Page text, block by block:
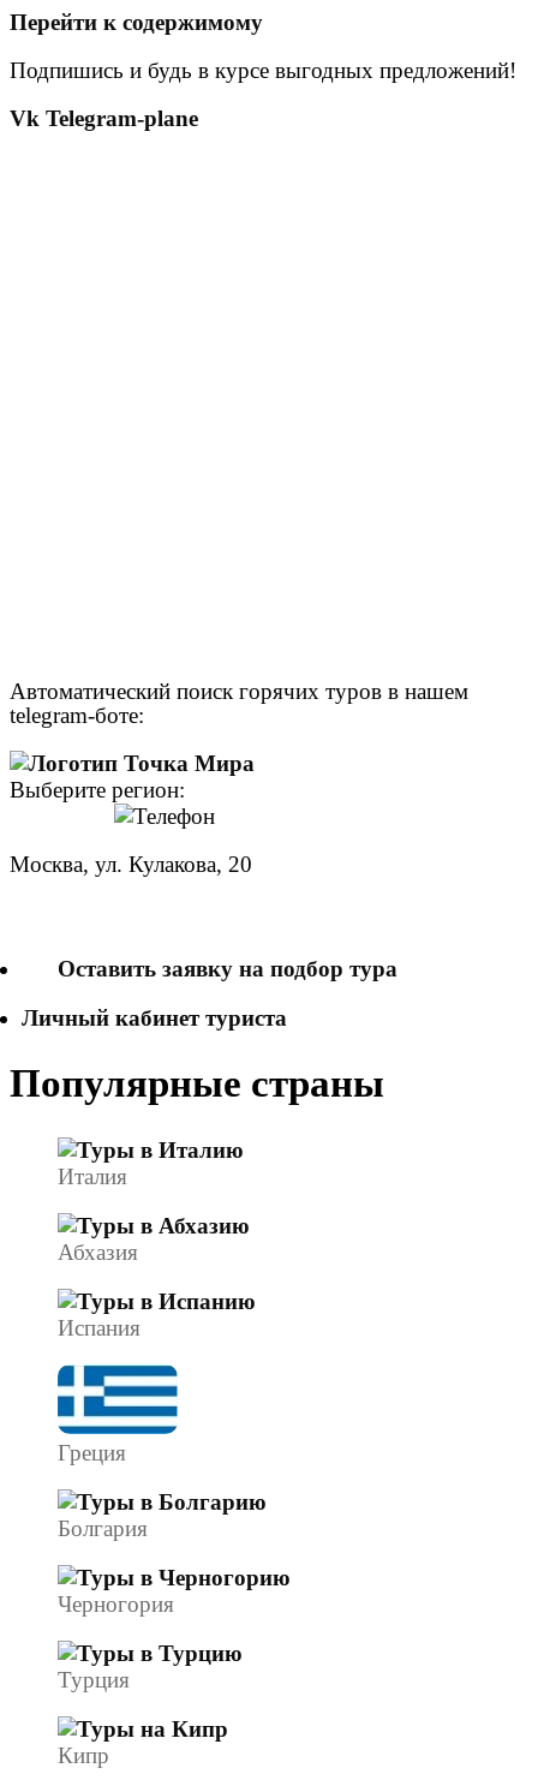
Перейти к содержимому
Подпишись и будь в курсе выгодных предложений!
Vk Telegram-plane
Автоматический поиск горячих туров в нашем
telegram-боте:
Выберите регион:
Москва, ул. Кулакова, 20
Оставить заявку на подбор тура
Личный кабинет туриста
Популярные страны
Италия
Абхазия
Испания
Греция
Болгария
Черногория
Турция
Кипр